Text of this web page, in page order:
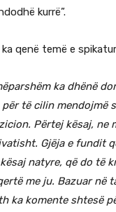
kurrë”.
qenë temë e
ka dhënë
të cilin mendojmë
Përtej kësaj, ne
Gjëja e
natyre, që do të
me ju. Bazuar
ka komente shtesë